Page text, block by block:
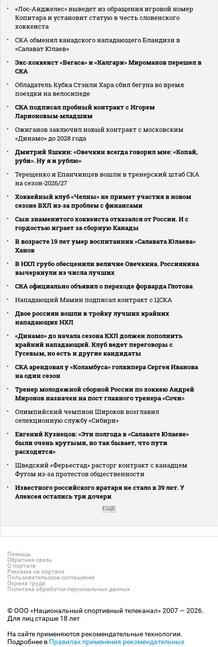
«Лос‑Анджелес» выведет из обращения игровой номер
Копитара и установит статую в честь словенского
хоккеиста
СКА обменял канадского нападающего Бландизи в
«Салават Юлаев»
Экс‑хоккеист «Вегаса» и «Калгари» Мироманов перешел в
СКА
Обладатель Кубка Стэнли Хара сбил бегуна во время
поездки на велосипеде
СКА подписал пробный контракт с Игорем
Ларионовым‑младшим
Ожиганов заключил новый контракт с московским
«Динамо» до 2028 года
Дмитрий Яшкин: «Овечкин всегда говорил мне: «Копай,
руби». Ну я и рублю»
Терещенко и Епанчинцев вошли в тренерский штаб СКА
на сезон‑2026/27
Хоккейный клуб «Челны» не примет участия в новом
сезоне ВХЛ из‑за проблем с финансами
Сын знаменитого хоккеиста отказался от России. И с
гордостью играет за сборную Канады
В возрасте 19 лет умер воспитанник «Салавата Юлаева»
Ханов
В НХЛ грубо обесценили величие Овечкина. Россиянина
вычеркнули из числа лучших
СКА официально объявил о переходе форварда Глотова
Нападающий Мамин подписал контракт с ЦСКА
Двое россиян вошли в тройку лучших крайних
нападающих НХЛ
«Динамо» до начала сезона КХЛ должен пополнить
крайний нападающий. Клуб ведет переговоры с
Гусевым, но есть и другие кандидаты
СКА арендовал у «Коламбуса» голкипера Сергея Иванова
на один сезон
Тренер молодежной сборной России по хоккею Андрей
Миронов назначен на пост главного тренера «Сочи»
Олимпийский чемпион Широков возглавил
селекционную службу «Сибири»
Евгений Кузнецов: «Эти полгода в «Салавате Юлаеве»
были очень крутыми, но так бывает, что пути
расходятся»
Шведский «Ферьестад» расторг контракт с канадцем
Футом из‑за протестов общественности
Известного российского вратаря не стало в 39 лет. У
Алексея остались три дочери
ЕЩЕ
Помощь
Обратная связь
О портале
Реклама на портале
Пользовательское соглашение
Охрана труда
Политика обработки персональных данных
© ООО «Национальный спортивный телеканал» 2007 — 2026.
Для лиц старше 18 лет
На сайте применяются рекомендательные технологии.
Подробнее в Правилах применения рекомендательных